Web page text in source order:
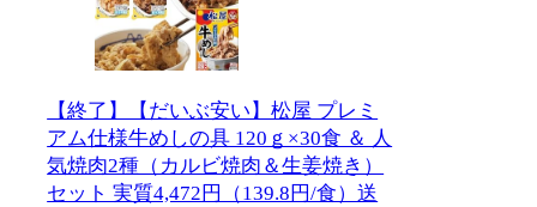
【終了】【だいぶ安い】松屋 プレミ
アム仕様牛めしの具 120ｇ×30食 ＆ 人
気焼肉2種（カルビ焼肉＆生姜焼き）
セット 実質4,472円（139.8円/食）送